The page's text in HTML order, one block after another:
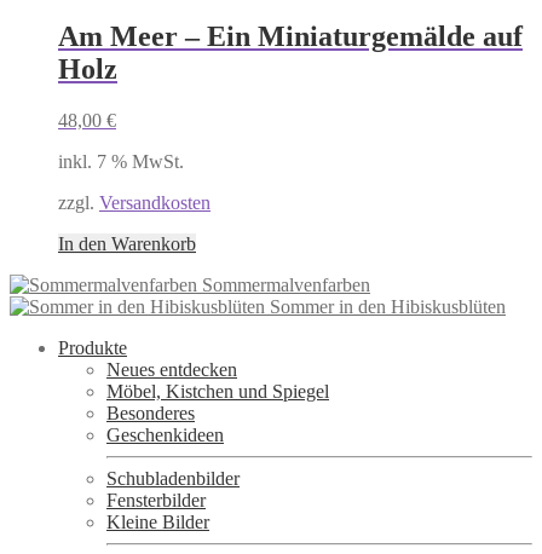
Am Meer – Ein Miniaturgemälde auf
Holz
48,00 €
inkl. 7 % MwSt.
zzgl. Versandkosten
In den Warenkorb
Sommermalvenfarben
Sommer in den Hibiskusblüten
Produkte
Neues entdecken
Möbel, Kistchen und Spiegel
Besonderes
Geschenkideen
Schubladenbilder
Fensterbilder
Kleine Bilder